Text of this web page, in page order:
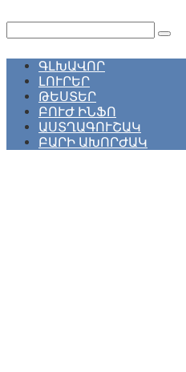
контенту
ԳԼԽԱՎՈՐ
ԼՈՒՐԵՐ
ԹԵՍՏԵՐ
ԲՈՒԺ ԻՆՖՈ
ԱՍՏՂԱԳՈՒՇԱԿ
ԲԱՐԻ ԱԽՈՐԺԱԿ